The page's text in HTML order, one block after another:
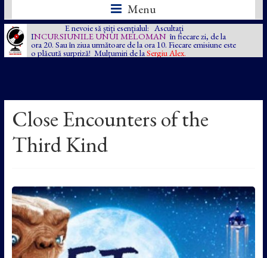
Menu
E nevoie să știți esențialul: Ascultați
INCURSIUNILE UNUI MELOMAN în fiecare zi, de la
ora 20. Sau în ziua următoare de la ora 10. Fiecare emisiune este
o plăcută surpriză! Mulțumiri de la Sergiu Alex.
Close Encounters of the
Third Kind